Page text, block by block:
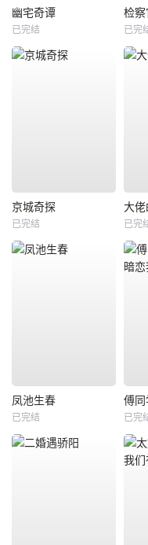
幽宅奇谭
已完结
检察
已完
京城奇探
已完结
大佬
已完
凤池生春
已完结 已完